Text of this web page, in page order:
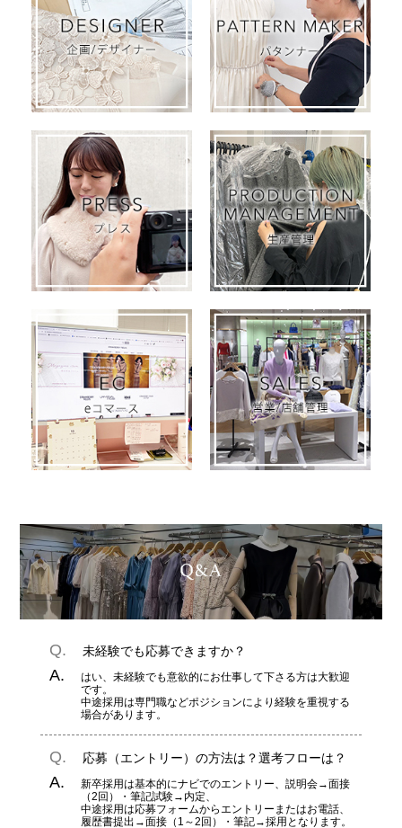
未経験でも応募できますか？
はい、未経験でも意欲的にお仕事して下さる方は大歓迎
です。
中途採用は専門職などポジションにより経験を重視する
場合があります。
応募（エントリー）の方法は？選考フローは？
新卒採用は基本的にナビでのエントリー、説明会→面接
（2回）・筆記試験→内定、
中途採用は応募フォームからエントリーまたはお電話、
履歴書提出→面接（1～2回）・筆記→採用となります。